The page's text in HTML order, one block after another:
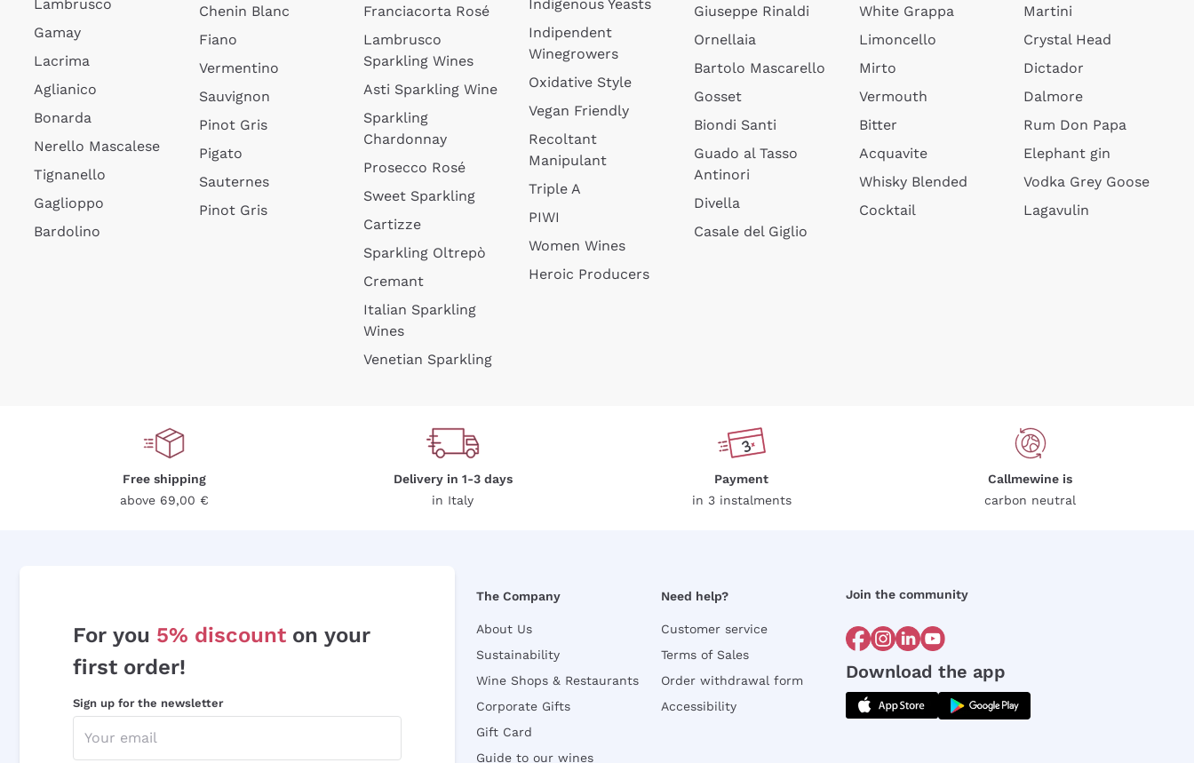
Lambrusco
Gamay
Lacrima
Aglianico
Bonarda
Nerello Mascalese
Tignanello
Gaglioppo
Bardolino
Chenin Blanc
Fiano
Vermentino
Sauvignon
Pinot Gris
Pigato
Sauternes
Pinot Gris
Franciacorta Rosé
Lambrusco
Sparkling Wines
Asti Sparkling Wine
Sparkling
Chardonnay
Prosecco Rosé
Sweet Sparkling
Cartizze
Sparkling Oltrepò
Cremant
Italian Sparkling
Wines
Venetian Sparkling
Indigenous Yeasts
Indipendent
Winegrowers
Oxidative Style
Vegan Friendly
Recoltant
Manipulant
Triple A
PIWI
Women Wines
Heroic Producers
Giuseppe Rinaldi
Ornellaia
Bartolo Mascarello
Gosset
Biondi Santi
Guado al Tasso
Antinori
Divella
Casale del Giglio
White Grappa
Limoncello
Mirto
Vermouth
Bitter
Acquavite
Whisky Blended
Cocktail
Martini
Crystal Head
Dictador
Dalmore
Rum Don Papa
Elephant gin
Vodka Grey Goose
Lagavulin
Free shipping
above 69,00 €
Delivery in 1-3 days
in Italy
Payment
in 3 instalments
Callmewine is
carbon neutral
For you 5% discount on your
first order!
Sign up for the newsletter
The Company
About Us
Sustainability
Wine Shops & Restaurants
Corporate Gifts
Gift Card
Guide to our wines
Need help?
Customer service
Terms of Sales
Order withdrawal form
Accessibility
Join the community
Download the app